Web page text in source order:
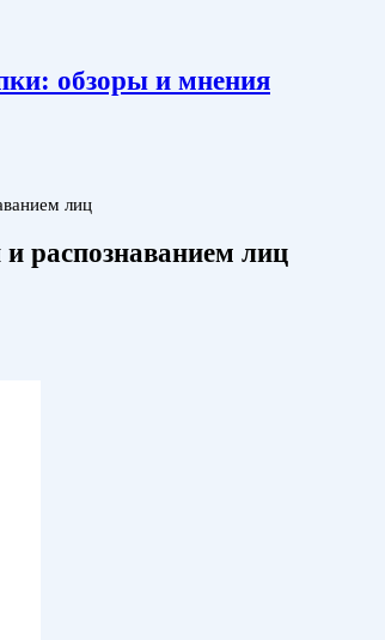
обзоры и мнения
лиц
распознаванием лиц